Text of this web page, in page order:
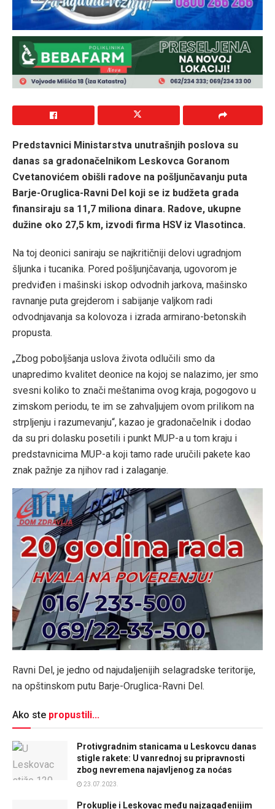
Predstavnici Ministarstva unutrašnjih poslova su
danas sa gradonačelnikom Leskovca Goranom
Cvetanovićem obišli radove na pošljunčavanju puta
Barje-Oruglica-Ravni Del koji se iz budžeta grada
finansiraju sa 11,7 miliona dinara. Radove, ukupne
dužine oko 27,5 km, izvodi firma HSV iz Vlasotinca.
Na toj deonici saniraju se najkritičniji delovi ugradnjom
šljunka i tucanika. Pored pošljunjčavanja, ugovorom je
predviđen i mašinski iskop odvodnih jarkova, mašinsko
ravnanje puta grejderom i sabijanje valjkom radi
odvodnjavanja sa kolovoza i izrada armirano-betonskih
propusta.
„Zbog poboljšanja uslova života odlučili smo da
unapredimo kvalitet deonice na kojoj se nalazimo, jer smo
svesni koliko to znači meštanima ovog kraja, pogogovo u
zimskom periodu, te im se zahvaljujem ovom prilikom na
strpljenju i razumevanju“, kazao je gradonačelnik i dodao
da su pri dolasku posetili i punkt MUP-a u tom kraju i
predstavnicima MUP-a koji tamo rade uručili pakete kao
znak pažnje za njihov rad i zalaganje.
Ravni Del, je jedno od najudaljenijih selagradske teritorije,
na opštinskom putu Barje-Oruglica-Ravni Del.
Ako ste propustili...
Protivgradnim stanicama u Leskovcu danas
stigle rakete: U vanrednoj su pripravnosti
zbog nevremena najavljenog za noćas
23.07.2023.
Prokuplje i Leskovac među najzagađenijim